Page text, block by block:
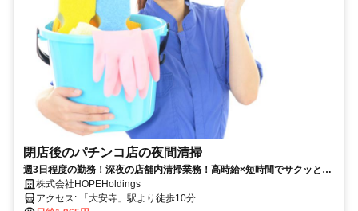
閉店後のパチンコ店の夜間清掃
週3日程度の勤務！深夜の店舗内清掃業務！高時給×短時間でサクッと稼
ぎませんか？
株式会社HOPEHoldings
アクセス: 「大安寺」駅より徒歩10分